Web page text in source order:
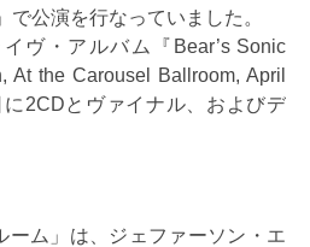
で公演を行なっていました。
ヴ・アルバム『Bear’s Sonic
At the Carousel Ballroom, April
2CDとヴァイナル、およびデ
ーム」は、ジェファーソン・エ